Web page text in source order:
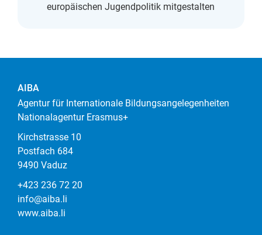
europäischen Jugendpolitik mitgestalten
AIBA
Agentur für Internationale Bildungsangelegenheiten
Nationalagentur Erasmus+
Kirchstrasse 10
Postfach 684
9490 Vaduz
+423 236 72 20
info@aiba.li
www.aiba.li